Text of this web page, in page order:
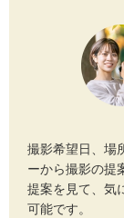
撮影希望日、場
ーから撮影の提
提案を見て、気
可能です。